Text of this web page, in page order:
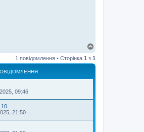
г
о
1 повідомлення • Сторінка 1 з 1
09:46
21:50